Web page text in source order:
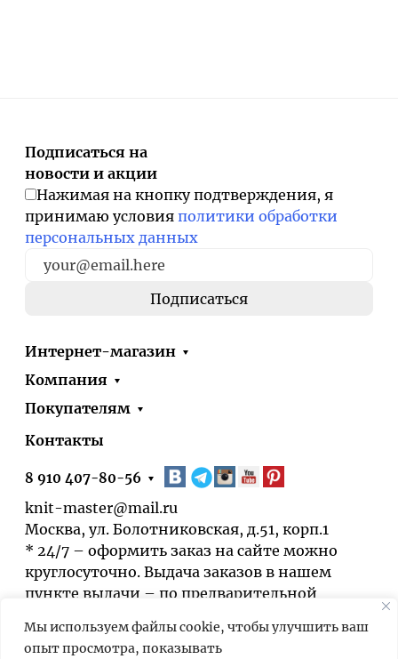
Мы используем файлы cookie, чтобы улучшить ваш
опыт просмотра, показывать
Подписаться на
новости и акции
Нажимая на кнопку подтверждения, я
принимаю условия политики обработки
персональных данных
Интернет-магазин
Компания
Покупателям
Контакты
8 910 407-80-56
knit-master@mail.ru
Москва, ул. Болотниковская, д.51, корп.1
* 24/7 – оформить заказ на сайте можно
круглосуточно. Выдача заказов в нашем
пункте выдачи – по предварительной